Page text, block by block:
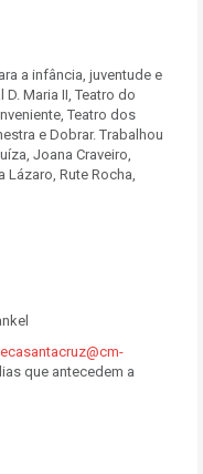
a infância, juventude e
Maria II, Teatro do
Teatro dos
e Dobrar. Trabalhou
Joana Craveiro,
Lázaro, Rute Rocha,
que antecedem a